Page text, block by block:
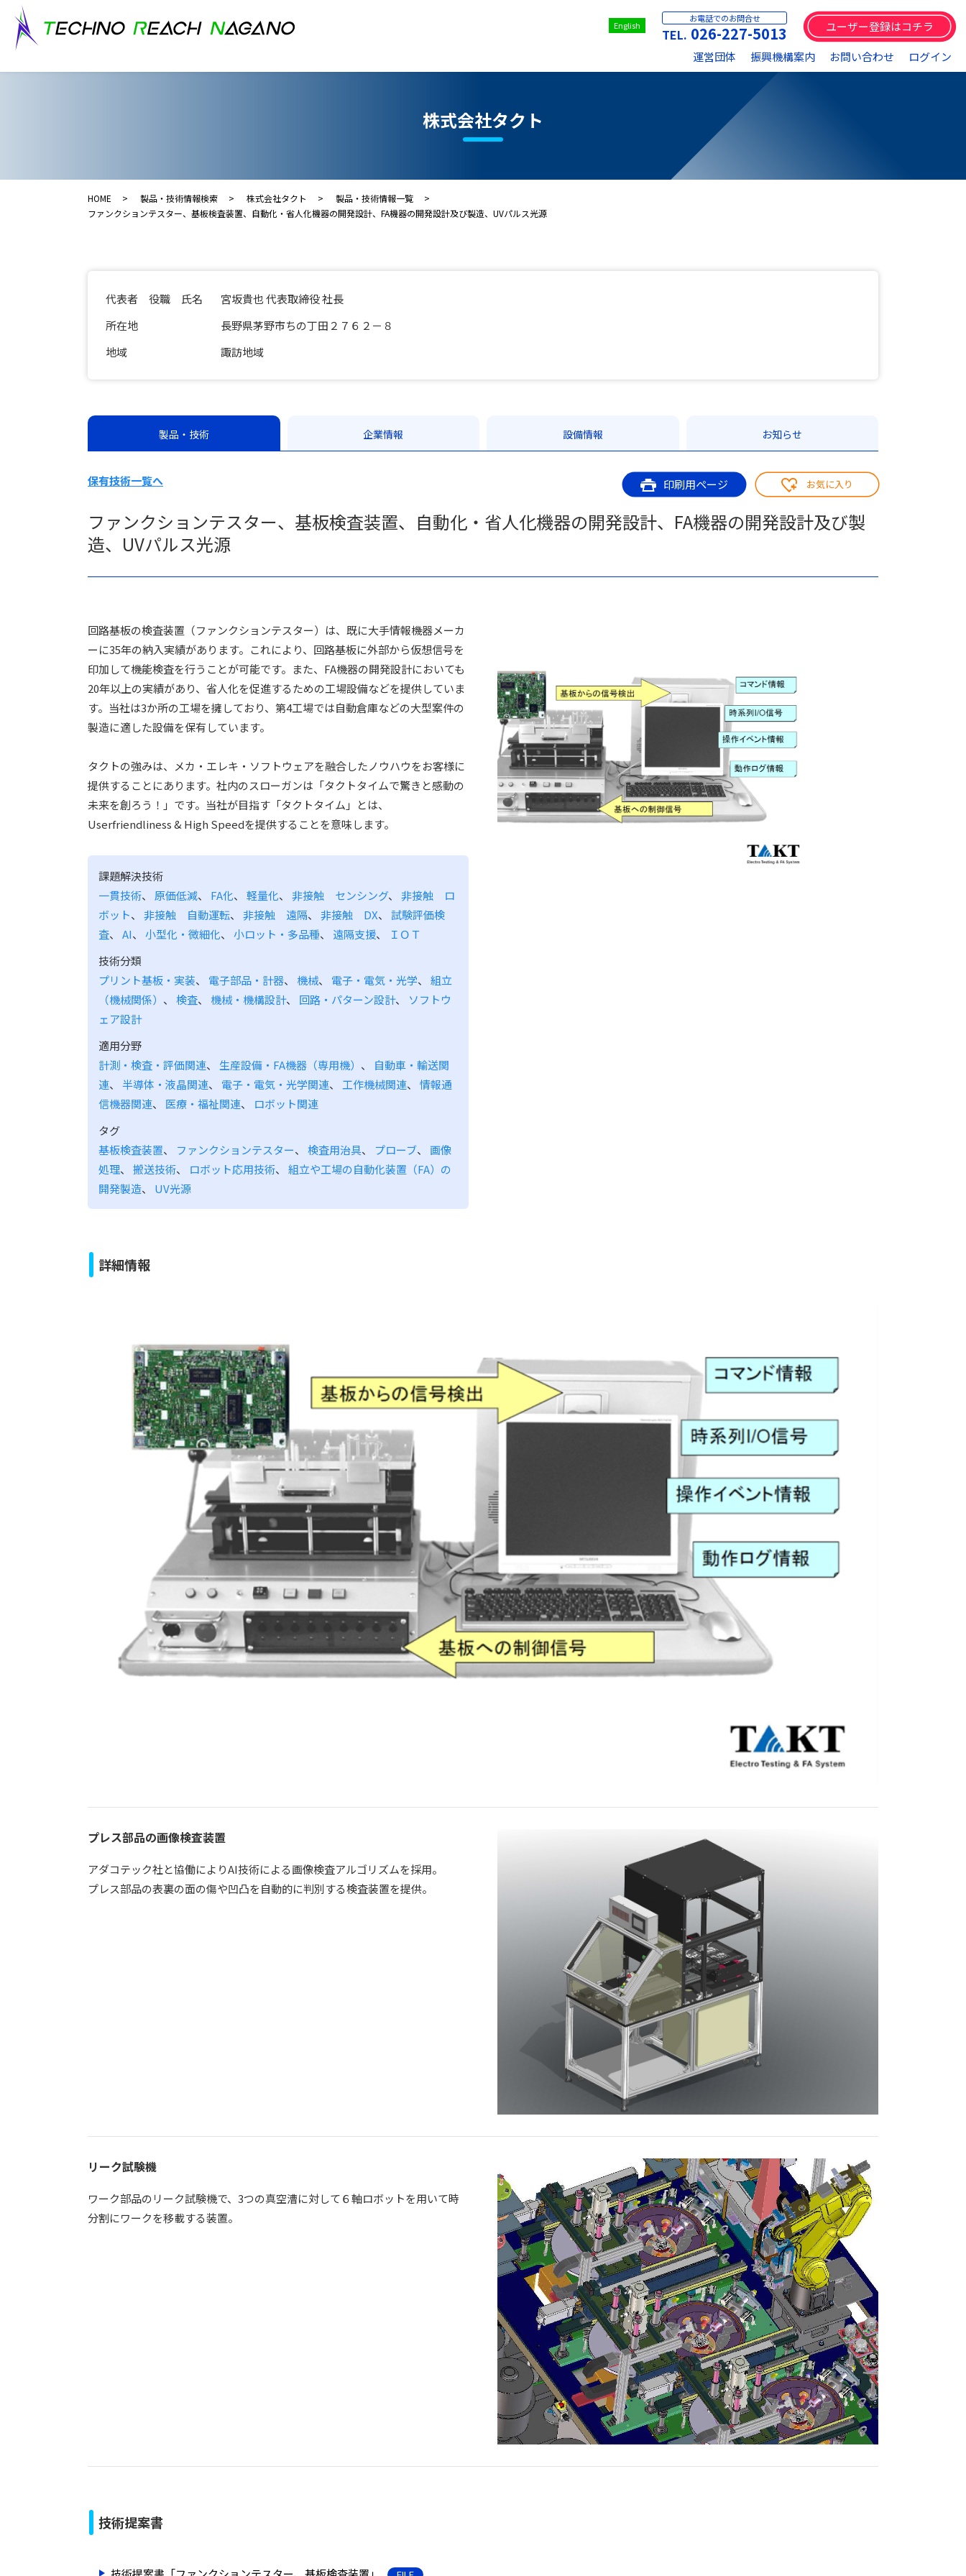
運営団体 振興機構案内 お問い合わせ ログイン
English
お電話でのお問合せ
026-227-5013 ユーザー登録はコチラ
株式会社タクト
HOME 製品・技術情報検索 株式会社タクト
製品・技術情報一覧
ファンクションテスター、基板検査装置、自動化・省人化機器の開発設計、FA機器の開発設計及び製造、UVパルス光源
代表者 役職 氏名
宮坂貴也 代表取締役 社長
所在地
長野県茅野市ちの丁田２７６２－８
地域
諏訪地域
製品・技術 企業情報 設備情報 お知らせ
印刷用ページ お気に入り
保有技術一覧へ
ファンクションテスター、基板検査装置、自動化・省人化機器の開発設計、FA機器の開発設計及び製
造、UVパルス光源
回路基板の検査装置（ファンクションテスター）は、既に大手情報機器メーカ
ーに35年の納入実績があります。これにより、回路基板に外部から仮想信号を
印加して機能検査を行うことが可能です。また、FA機器の開発設計においても
20年以上の実績があり、省人化を促進するための工場設備などを提供していま
す。当社は3か所の工場を擁しており、第4工場では自動倉庫などの大型案件の
製造に適した設備を保有しています。
タクトの強みは、メカ・エレキ・ソフトウェアを融合したノウハウをお客様に
提供することにあります。社内のスローガンは「タクトタイムで驚きと感動の
未来を創ろう！」です。当社が目指す「タクトタイム」とは、
Userfriendliness & High Speedを提供することを意味します。
課題解決技術
一貫技術、 原価低減、 FA化、 軽量化、 非接触 センシング、 非接触 ロ
ボット、 非接触 自動運転、 非接触 遠隔、 非接触 DX、 試験評価検
査、 AI、 小型化・微細化、 小ロット・多品種、 遠隔支援、
ＩＯＴ
技術分類
プリント基板・実装、 電子部品・計器、 機械、 電子・電気・光学、 組立
（機械関係） 、 検査、 機械・機構設計、 回路・パターン設計、 ソフトウ
ェア設計
適用分野
計測・検査・評価関連、 生産設備・FA機器（専用機） 、 自動車・輸送関
連、 半導体・液晶関連、 電子・電気・光学関連、 工作機械関連、 情報通
信機器関連、 医療・福祉関連、 ロボット関連
タグ
基板検査装置、 ファンクションテスター、 検査用治具、 プローブ、 画像
処理、 搬送技術、 ロボット応用技術、 組立や工場の自動化装置（FA）の
開発製造、 UV光源
詳細情報
プレス部品の画像検査装置
アダコテック社と協働によりAI技術による画像検査アルゴリズムを採用。
プレス部品の表裏の面の傷や凹凸を自動的に判別する検査装置を提供。
リーク試験機
ワーク部品のリーク試験機で、3つの真空漕に対して６軸ロボットを用いて時
分割にワークを移載する装置。
技術提案書